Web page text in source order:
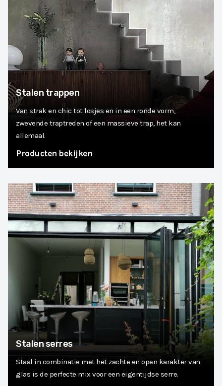
Stalen trappen
Van strak en chic tot losjes en in een ronde vorm,
zwevende traptreden of een massieve trap, het kan
allemaal.
Producten bekijken
Stalen serres
Staal in combinatie met het zachte en open karakter van
glas is de perfecte mix voor een eigentijdse serre.